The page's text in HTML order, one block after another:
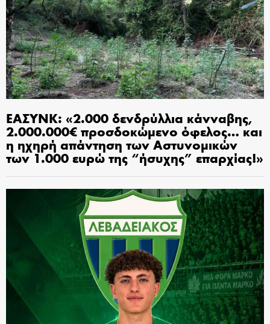
ΕΑΣΥΝΚ: «2.000 δενδρύλλια κάνναβης,
2.000.000€ προσδοκώμενο όφελος… και
η ηχηρή απάντηση των Αστυνομικών
των 1.000 ευρώ της “ήσυχης” επαρχίας!»